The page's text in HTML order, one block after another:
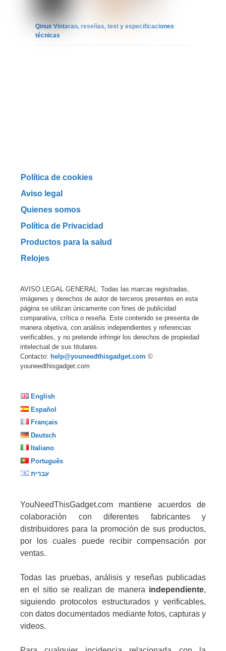
Qinux Vintarao, reseñas, test y especificaciones
técnicas
Política de cookies
Aviso legal
Quienes somos
Política de Privacidad
Productos para la salud
Relojes
AVISO LEGAL GENERAL: Todas las marcas registradas,
imágenes y derechos de autor de terceros presentes en esta
página se utilizan únicamente con fines de publicidad
comparativa, crítica o reseña. Este contenido se presenta de
manera objetiva, con análisis independientes y referencias
verificables, y no pretende infringir los derechos de propiedad
intelectual de sus titulares.
Contacto: help@youneedthisgadget.com ©
youneedthisgadget.com
English
Español
Français
Deutsch
Italiano
Português
עברית
YouNeedThisGadget.com mantiene acuerdos de
colaboración con diferentes fabricantes y
distribuidores para la promoción de sus productos,
por los cuales puede recibir compensación por
ventas.
Todas las pruebas, análisis y reseñas publicadas
en el sitio se realizan de manera independiente,
siguiendo protocolos estructurados y verificables,
con datos documentados mediante fotos, capturas y
videos.